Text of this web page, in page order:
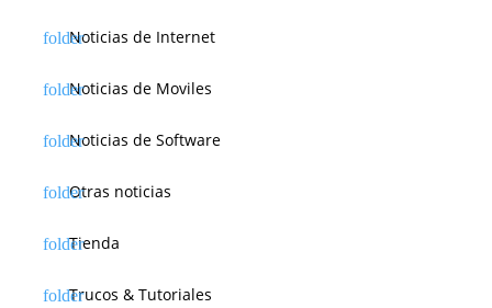
Noticias de Internet
Noticias de Moviles
Noticias de Software
Otras noticias
Tienda
Trucos & Tutoriales